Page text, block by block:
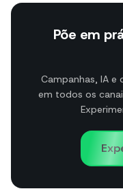
Põe em
Campanhas, IA e
em todos os